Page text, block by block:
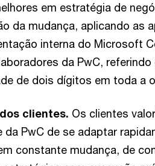
em estratégia de
da mudança, aplicando as
interna do Microsoft
da PwC,
de dois dígitos em toda a
clientes. Os clientes
da PwC de se adaptar
constante mudança, de